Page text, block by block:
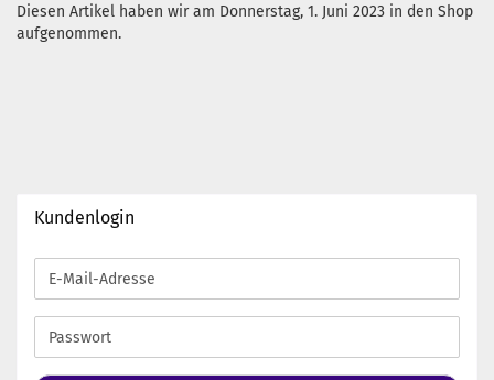
Diesen Artikel haben wir am Donnerstag, 1. Juni 2023 in den Shop
aufgenommen.
Kundenlogin
E-
Mail-
Adresse
Passwort